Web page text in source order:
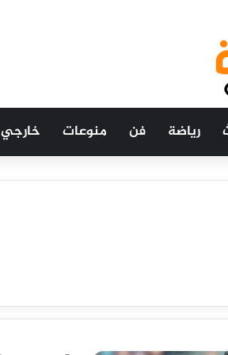
رياضة فن منوعات خارجي